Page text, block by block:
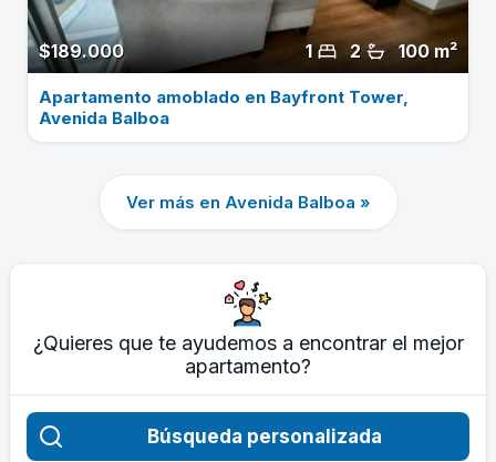
$189.000 100 m²
2
1
Apartamento amoblado en Bayfront Tower,
Avenida Balboa
Ver más en Avenida Balboa »
¿Quieres que te ayudemos a encontrar el mejor
apartamento?
Búsqueda personalizada